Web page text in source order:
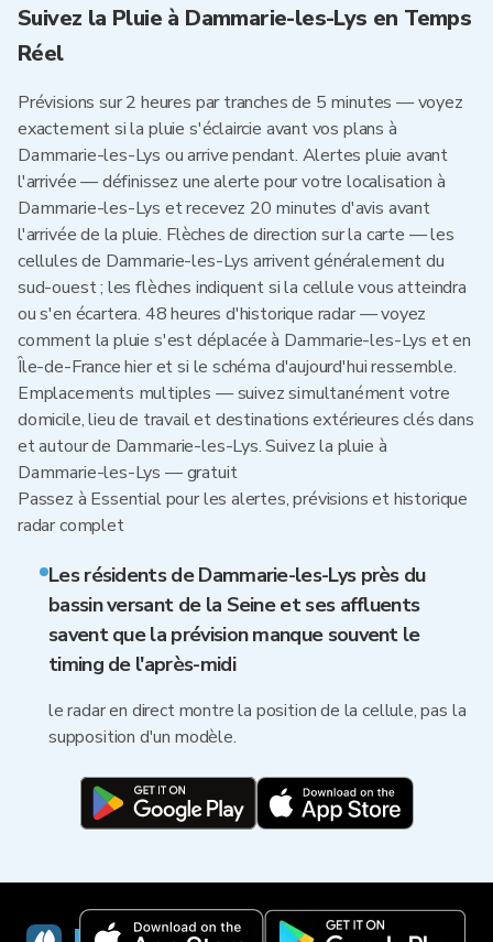
Suivez la Pluie à Dammarie-les-Lys en Temps
Réel
Prévisions sur 2 heures par tranches de 5 minutes — voyez
exactement si la pluie s'éclaircie avant vos plans à
Dammarie-les-Lys ou arrive pendant. Alertes pluie avant
l'arrivée — définissez une alerte pour votre localisation à
Dammarie-les-Lys et recevez 20 minutes d'avis avant
l'arrivée de la pluie. Flèches de direction sur la carte — les
cellules de Dammarie-les-Lys arrivent généralement du
sud-ouest ; les flèches indiquent si la cellule vous atteindra
ou s'en écartera. 48 heures d'historique radar — voyez
comment la pluie s'est déplacée à Dammarie-les-Lys et en
Île-de-France hier et si le schéma d'aujourd'hui ressemble.
Emplacements multiples — suivez simultanément votre
domicile, lieu de travail et destinations extérieures clés dans
et autour de Dammarie-les-Lys. Suivez la pluie à
Dammarie-les-Lys — gratuit
Passez à Essential pour les alertes, prévisions et historique
radar complet
Les résidents de Dammarie-les-Lys près du
bassin versant de la Seine et ses affluents
savent que la prévision manque souvent le
timing de l'après-midi
le radar en direct montre la position de la cellule, pas la
supposition d'un modèle.